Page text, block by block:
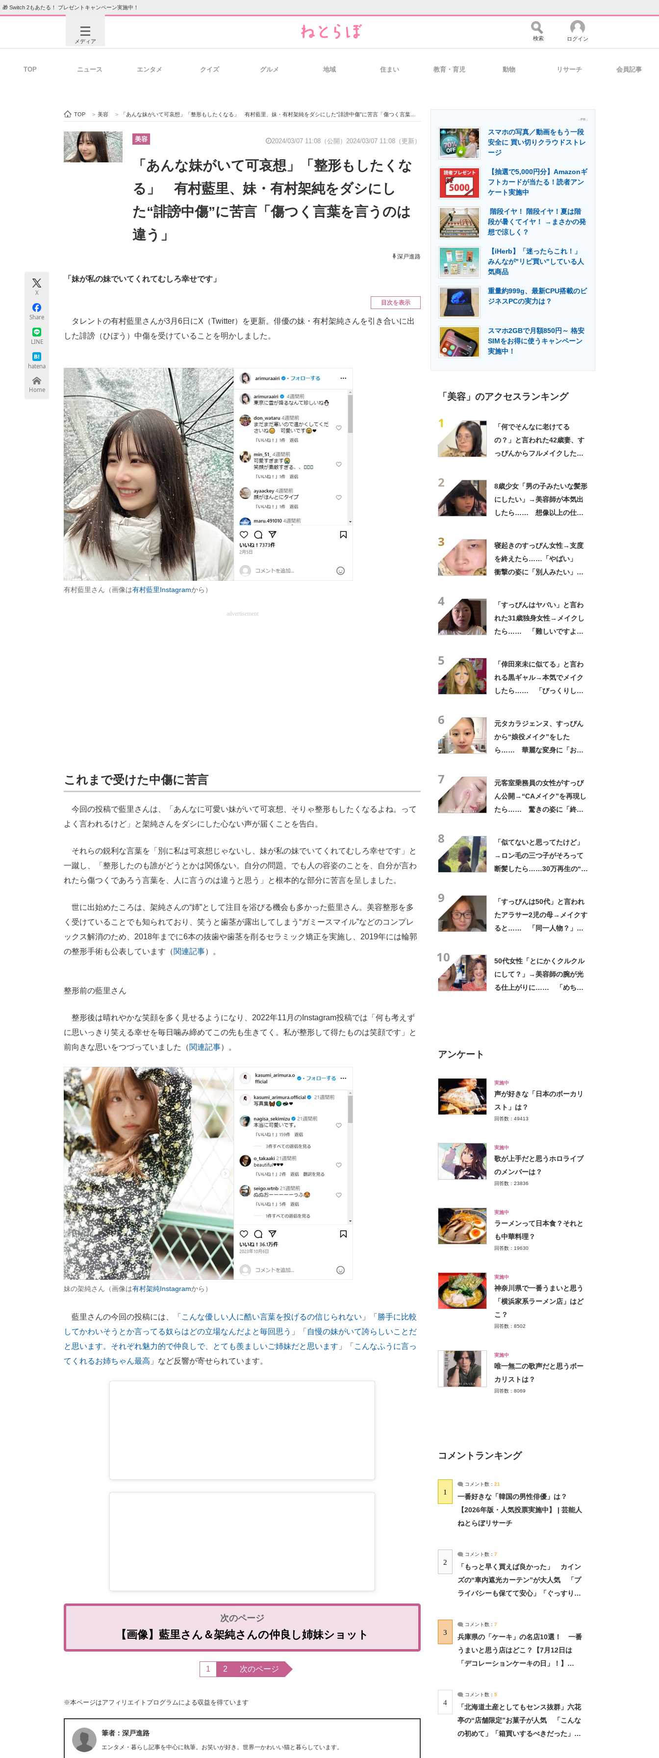
🎁 Switch 2もあたる！ プレゼントキャンペーン実施中！
メディア
ビジネスと働き方のヒント 経営リーダーのコミュニティ マーケ×ITの今がよく分かる
企業向けIT製品の総合サイト IT製品の技術・比較・事例 製造業のIT導入・活用を支援
モノづくり技術者専門サイト エネルギーの専門メディア 建設×テクノロジーの最前線
検索 ログイン
TOP ニュース エンタメ クイズ グルメ 地域 住まい 教育・育児 動物 リサーチ 会員記事
TOP > 美容 > 「あんな妹がいて可哀想」「整形もしたくなる」 有村藍里、妹・有村架純をダシにした“誹謗中傷”に苦言「傷つく言葉を言うのは違う」
美容 2024/03/07 11:08（公開） 2024/03/07 11:08（更新）
「あんな妹がいて可哀想」「整形もしたくな
る」 有村藍里、妹・有村架純をダシにし
た“誹謗中傷”に苦言「傷つく言葉を言うのは
違う」
深戸進路
X
Share
LINE
hatena
Home
「妹が私の妹でいてくれてむしろ幸せです」
目次を表示
タレントの有村藍里さんが3月6日にX（Twitter）を更新。俳優の妹・有村架純さんを引き合いに出
した誹謗（ひぼう）中傷を受けていることを明かしました。
有村藍里さん（画像は有村藍里Instagramから）
advertisement
これまで受けた中傷に苦言
今回の投稿で藍里さんは、「あんなに可愛い妹がいて可哀想、そりゃ整形もしたくなるよね。って
よく言われるけど」と架純さんをダシにした心ない声が届くことを告白。
それらの鋭利な言葉を「別に私は可哀想じゃないし、妹が私の妹でいてくれてむしろ幸せです」と
一蹴し、「整形したのも誰がどうとかは関係ない。自分の問題。でも人の容姿のことを、自分が言わ
れたら傷つくであろう言葉を、人に言うのは違うと思う」と根本的な部分に苦言を呈しました。
世に出始めたころは、架純さんの“姉”として注目を浴びる機会も多かった藍里さん。美容整形を多
く受けていることでも知られており、笑うと歯茎が露出してしまう“ガミースマイル”などのコンプレ
ックス解消のため、2018年までに6本の抜歯や歯茎を削るセラミック矯正を実施し、2019年には輪郭
の整形手術も公表しています（関連記事）。
整形前の藍里さん
整形後は晴れやかな笑顔を多く見せるようになり、2022年11月のInstagram投稿では「何も考えず
に思いっきり笑える幸せを毎日噛み締めてこの先も生きてく。私が整形して得たものは笑顔です」と
前向きな思いをつづっていました（関連記事）。
妹の架純さん（画像は有村架純Instagramから）
藍里さんの今回の投稿には、「 こんな優しい人に酷い言葉を投げるの信じられない 」「 勝手に比較
してかわいそうとか言ってる奴らはどの立場なんだよと毎回思う 」「 自慢の妹がいて誇らしいことだ
と思います。それぞれ魅力的で仲良しで、とても羨ましいご姉妹だと思います 」「 こんなふうに言っ
てくれるお姉ちゃん最高 」など反響が寄せられています。
【画像】藍里さん＆架純さんの仲良し姉妹ショット
1 2 次のページ
※本ページはアフィリエイトプログラムによる収益を得ています
筆者：深戸進路
エンタメ・暮らし記事を中心に執筆。お笑いが好き。世界一かわいい猫と暮らしています。
- PR -
スマホの写真／動画をもう一段
安全に 買い切りクラウドストレ
ージ
【抽選で5,000円分】Amazonギ
フトカードが当たる！読者アン
ケート実施中
階段イヤ！ 階段イヤ！夏は階
段が暑くてイヤ！ →まさかの発
想で涼しく？
【iHerb】「迷ったらこれ！」
みんなが"リピ買い"している人
気商品
重量約999g、最新CPU搭載のビ
ジネスPCの実力は？
スマホ2GBで月額850円～ 格安
SIMをお得に使うキャンペーン
実施中！
「美容」のアクセスランキング
1
「何でそんなに老けてる
の？」と言われた42歳妻、す
っぴんからフルメイクした
2
8歳少女「男の子みたいな髪形
にしたい」→美容師が本気出
したら…… 想像以上の仕上
3
寝起きのすっぴん女性→支度
を終えたら……「やばい」
衝撃の姿に「別人みたい」
4
「すっぴんはヤバい」と言わ
れた31歳独身女性→メイクし
たら…… 「難しいですよ
5
「倖田來未に似てる」と言わ
れる黒ギャル→本気でメイク
したら…… 「びっくりし
6
元タカラジェンヌ、すっぴん
から“娘役メイク”をした
ら…… 華麗な変身に「おぉ
7
元客室乗務員の女性がすっぴ
ん公開→“CAメイク”を再現し
たら…… 驚きの姿に「終始
8
「似てないと思ってたけど」
→ロン毛の三つ子がそろって
断髪したら……30万再生の“驚
9
「すっぴんは50代」と言われ
たアラサー2児の母→メイクす
ると…… 「同一人物？」
10
50代女性「とにかくクルクル
にして？」→美容師の腕が光
る仕上がりに…… 「めちゃ
アンケート
実施中
声が好きな「日本のボーカリ
スト」は？
回答数：49413
実施中
歌が上手だと思うホロライブ
のメンバーは？
回答数：23836
実施中
ラーメンって日本食？それと
も中華料理？
回答数：19630
実施中
神奈川県で一番うまいと思う
「横浜家系ラーメン店」はど
こ？
回答数：8502
実施中
唯一無二の歌声だと思うボー
カリストは？
回答数：8069
コメントランキング
1
コメント数： 21
一番好きな「韓国の男性俳優」は？
【2026年版・人気投票実施中】 | 芸能人
ねとらぼリサーチ
2
コメント数： 7
「もっと早く買えば良かった」 カイン
ズの“車内遮光カーテン”が大人気 「プ
ライバシーも保てて安心」「ぐっすり眠
3
コメント数： 7
兵庫県の「ケーキ」の名店10選！ 一番
うまいと思う店はどこ？【7月12日は
「デコレーションケーキの日」！】
4
コメント数： 5
「北海道土産としてもセンス抜群」六花
亭の“店舗限定”お菓子が人気 「こんな
の初めて」「箱買いするべきだった」